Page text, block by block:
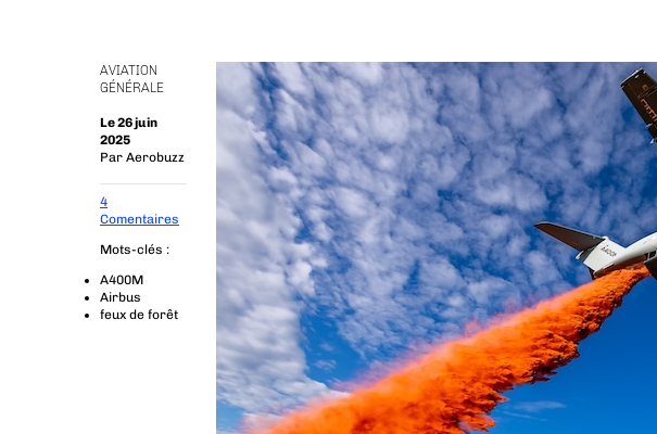
AVIATION
GÉNÉRALE
Le 26 juin
2025
Par Aerobuzz
4
Comentaires
Mots-clés :
A400M
Airbus
feux de forêt